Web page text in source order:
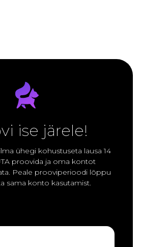
ise järele!
ühegi kohustuseta lausa 14
proovida ja oma kontot
Peale prooviperioodi lõppu
sama konto kasutamist.